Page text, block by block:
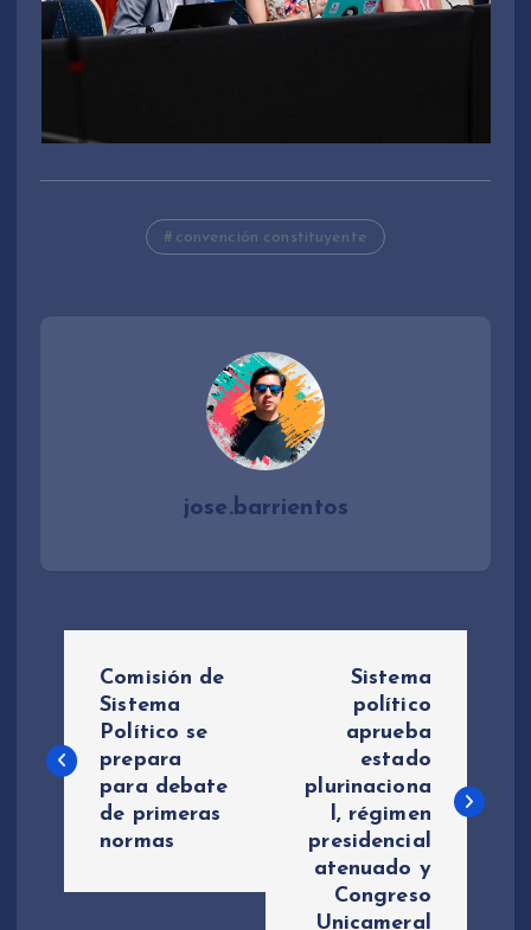
convención constituyente
jose.barrientos
v
g
Comisión de
Sistema
Político se
prepara
para debate
de primeras
normas
Sistema
político
aprueba
estado
plurinaciona
l, régimen
presidencial
atenuado y
Congreso
Unicameral